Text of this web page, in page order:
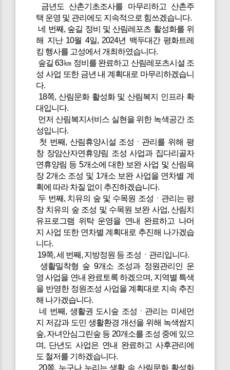
금년도 산촌기초조사를 마무리하고 산촌주
택 운영 및 관리에도 지속적으로 힘쓰겠습니다.
네 번째, 숲길 정비 및 산림레포츠 활성화를 위
해 지난 10월 4일, 2024년 백두대간 평화트레
킹 행사를 고성에서 개최하였습니다.
숲길 63㎞ 정비를 완료하고 산림레포츠시설 조
성 사업 또한 금년 내 계획대로 마무리하겠습니
다.
18쪽, 산림문화 활성화 및 산림복지 인프라 확
대입니다.
먼저 산림복지서비스 실현을 위한 녹색공간 조
성입니다.
첫 번째, 산림휴양시설 조성ㆍ관리를 위해 평
창 장암산자연휴양림 조성 사업과 집다리골자
연휴양림 등 5개소에 대한 보완 사업 및 산림욕
장 2개소 조성 및 1개소 보완 사업을 연차별 계
획에 따라 차질 없이 추진하겠습니다.
두 번째, 치유의 숲 및 수목원 조성ㆍ관리는 평
창 치유의 숲 조성 및 수목원 보완 사업, 산림치
유프로그램 위탁 운영을 연내 완료하고 나머
지 사업 또한 연차별 계획대로 추진해 나가겠습
니다.
19쪽, 세 번째, 지방정원 등 조성ㆍ관리입니다.
생활밀착형 숲 9개소 조성과 정원관리인 운
영 사업을 연내 완료토록 하겠으며, 지역별 특색
을 반영한 정원조성 사업을 계획대로 지속 추진
해 나가겠습니다.
네 번째, 생활권 도시숲 조성ㆍ관리는 미세먼
지 저감과 도민 생활환경 개선을 위해 녹색쌈지
숲, 자녀안심그린숲 등 20개소를 조성 중에 있으
며, 단년도 사업은 연내 완료하고 사후관리에
도 철저를 기하겠습니다.
20쪽, 누구나 누리는 생활 속 산림문화 활성화